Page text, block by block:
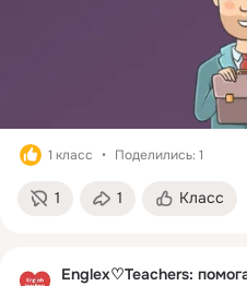
1 класс Поделились: 1
1 1 Класс
Englex♡Teachers: